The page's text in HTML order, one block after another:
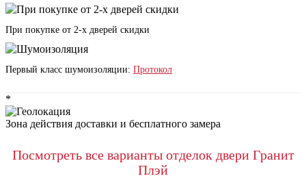
При покупке от 2-х дверей скидки
Первый класс шумоизоляции: Протокол
*
Зона действия доставки и бесплатного замера
Посмотреть все варианты отделок двери Гранит
Плэй